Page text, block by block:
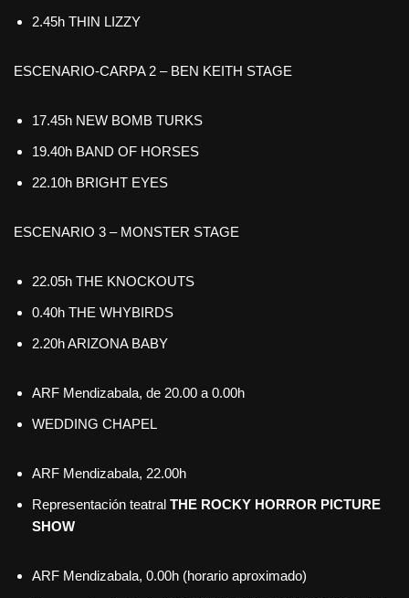
2.45h THIN LIZZY
ESCENARIO-CARPA 2 – BEN KEITH STAGE
17.45h NEW BOMB TURKS
19.40h BAND OF HORSES
22.10h BRIGHT EYES
ESCENARIO 3 – MONSTER STAGE
22.05h THE KNOCKOUTS
0.40h THE WHYBIRDS
2.20h ARIZONA BABY
ARF Mendizabala, de 20.00 a 0.00h
WEDDING CHAPEL
ARF Mendizabala, 22.00h
Representación teatral THE ROCKY HORROR PICTURE
SHOW
ARF Mendizabala, 0.00h (horario aproximado)